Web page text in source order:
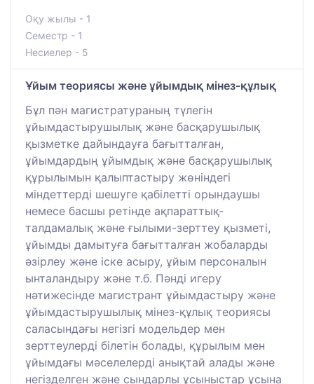
Оқу жылы - 1
Семестр - 1
Несиелер - 5
Ұйым теориясы және ұйымдық мінез-құлық
Бұл пән магистратураның түлегін
ұйымдастырушылық және басқарушылық
қызметке дайындауға бағытталған,
ұйымдардың ұйымдық және басқарушылық
құрылымын қалыптастыру жөніндегі
міндеттерді шешуге қабілетті орындаушы
немесе басшы ретінде ақпараттық-
талдамалық және ғылыми-зерттеу қызметі,
ұйымды дамытуға бағытталған жобаларды
әзірлеу және іске асыру, ұйым персоналын
ынталандыру және т.б. Пәнді игеру
нәтижесінде магистрант ұйымдастыру және
ұйымдастырушылық мінез-құлық теориясы
саласындағы негізгі модельдер мен
зерттеулерді білетін болады, құрылым мен
ұйымдағы мәселелерді анықтай алады және
негізделген және сындарлы ұсыныстар ұсына